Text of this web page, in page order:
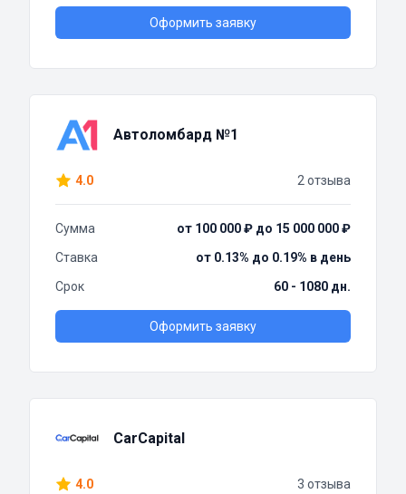
Оформить заявку
Автоломбард №1
4.0 2 отзыва
Сумма
от 100 000 ₽ до 15 000 000 ₽
Ставка
от 0.13% до 0.19% в день
Срок
60 - 1080 дн.
Оформить заявку
CarCapital
4.0 3 отзыва